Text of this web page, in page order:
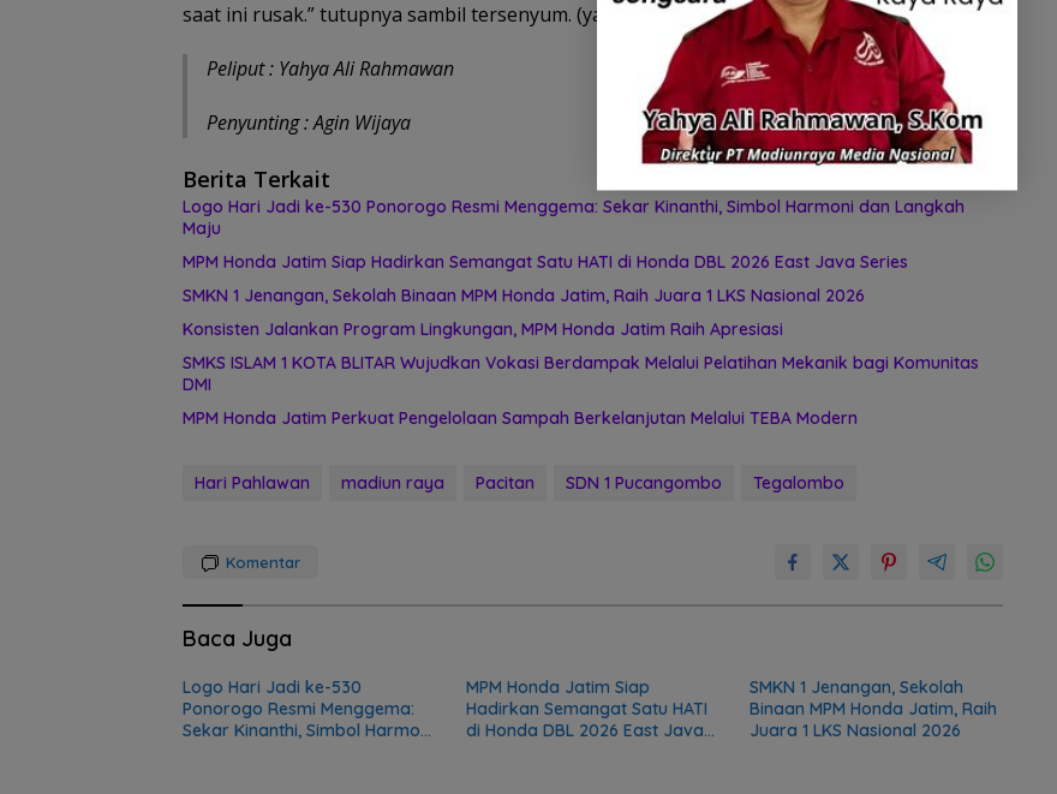
saat ini rusak.” tutupnya sambil tersenyum. (yah/gin).
Peliput : Yahya Ali Rahmawan
Penyunting : Agin Wijaya
Berita Terkait
Logo Hari Jadi ke-530 Ponorogo Resmi Menggema: Sekar Kinanthi, Simbol Harmoni dan Langkah
Maju
MPM Honda Jatim Siap Hadirkan Semangat Satu HATI di Honda DBL 2026 East Java Series
SMKN 1 Jenangan, Sekolah Binaan MPM Honda Jatim, Raih Juara 1 LKS Nasional 2026
Konsisten Jalankan Program Lingkungan, MPM Honda Jatim Raih Apresiasi
SMKS ISLAM 1 KOTA BLITAR Wujudkan Vokasi Berdampak Melalui Pelatihan Mekanik bagi Komunitas
DMI
MPM Honda Jatim Perkuat Pengelolaan Sampah Berkelanjutan Melalui TEBA Modern
Hari Pahlawan madiun raya Pacitan SDN 1 Pucangombo Tegalombo
Komentar
Baca Juga
Logo Hari Jadi ke-530
Ponorogo Resmi Menggema:
Sekar Kinanthi, Simbol Harmoni
MPM Honda Jatim Siap
Hadirkan Semangat Satu HATI
di Honda DBL 2026 East Java
SMKN 1 Jenangan, Sekolah
Binaan MPM Honda Jatim, Raih
Juara 1 LKS Nasional 2026